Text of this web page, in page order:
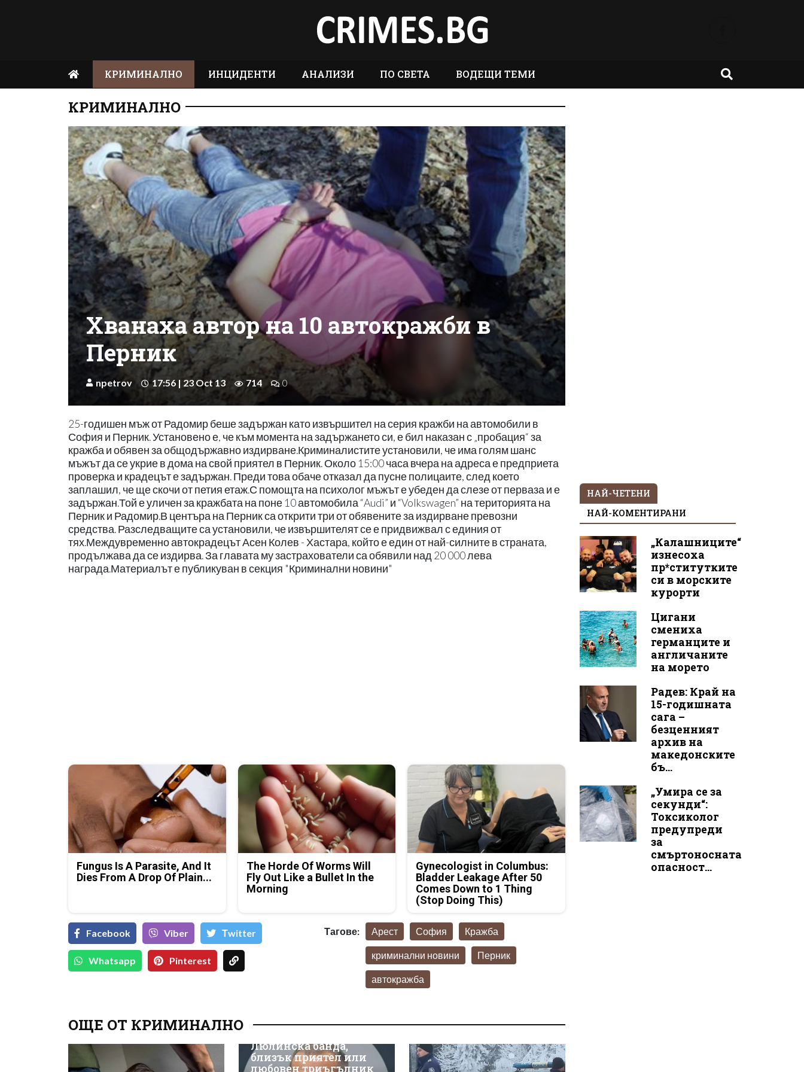
КРИМИНАЛНО ИНЦИДЕНТИ АНАЛИЗИ ПО СВЕТА ВОДЕЩИ ТЕМИ
КРИМИНАЛНО
Хванаха автор на 10 автокражби в
Перник
npetrov 17:56 | 23 Oct 13 714 0
25-годишен мъж от Радомир беше задържан като извършител на серия кражби на автомобили в
София и Перник. Установено е, че към момента на задържането си, е бил наказан с „пробация“ за
кражба и обявен за общодържавно издирване.Криминалистите установили, че има голям шанс
мъжът да се укрие в дома на свой приятел в Перник. Около 15:00 часа вчера на адреса е предприета
проверка и крадецът е задържан. Преди това обаче отказал да пусне полицаите, след което
заплашил, че ще скочи от петия етаж.С помощта на психолог мъжът е убеден да слезе от перваза и е
задържан.Той е уличен за кражбата на поне 10 автомобила “Audi” и “Volkswagen” на територията на
Перник и Радомир.В центъра на Перник са открити три от обявените за издирване превозни
средства. Разследващите са установили, че извършителят се е придвижвал с единия от
тях.Междувременно автокрадецът Асен Колев - Хастара, който е един от най-силните в страната,
продължава да се издирва. За главата му застрахователи са обявили над 20 000 лева
награда.Материалът е публикуван в секция "Криминални новини"
Fungus Is A Parasite, And It
Dies From A Drop Of Plain...
The Horde Of Worms Will
Fly Out Like a Bullet In the
Morning
Gynecologist in Columbus:
Bladder Leakage After 50
Comes Down to 1 Thing
(Stop Doing This)
Facebook Viber Тwitter
Whatsapp Pinterest
Тагове: Арест София Кражба
криминални новини Перник
автокражба
ОЩЕ ОТ КРИМИНАЛНО
Люлинска банда,
близък приятел или
любовен триъгълник
НАЙ-ЧЕТЕНИ
НАЙ-КОМЕНТИРАНИ
„Калашниците“
изнесоха
пр*ститутките
си в морските
курорти
Цигани
смениха
германците и
англичаните
на морето
Радев: Край на
15-годишната
сага –
безценният
архив на
македонските
бъ...
„Умира се за
секунди“:
Токсиколог
предупреди
за
смъртоносната
опасност...